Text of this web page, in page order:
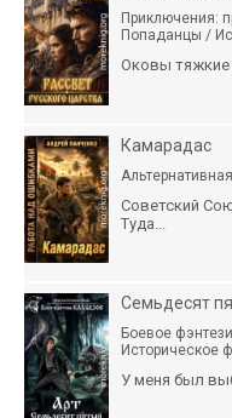
Приключения:
Попаданцы /
Оковы тяжкие
Камарадас
Советский
Туда...
Семьдесят
Боевое
Историческое
У меня был